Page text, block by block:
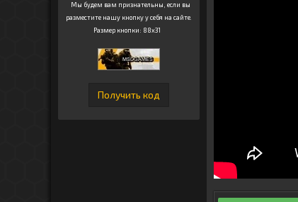
Мы будем вам признательны, если вы
разместите нашу кнопку у себя на сайте.
Размер кнопки: 88x31